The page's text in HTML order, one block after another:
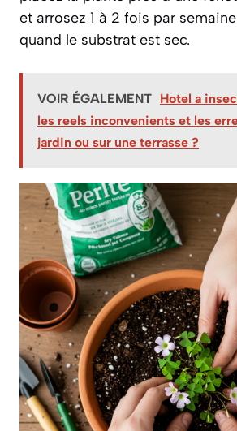
et arrosez 1 à 2 fois par
quand le substrat est sec.
VOIR ÉGALEMENT Hotel a
les reels inconvenients et les
jardin ou sur une terrasse ?